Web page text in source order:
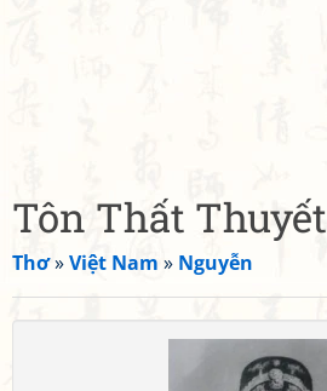
Tôn Thất Thuyết
Thơ»Việt Nam » Nguyễn